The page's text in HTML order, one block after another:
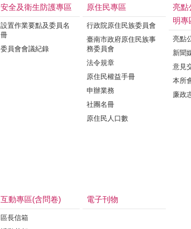
安全及衛生防護專區
設置作業要點及委員名
冊
委員會會議紀錄
原住民專區
行政院原住民族委員會
臺南市政府原住民族事
務委員會
法令規章
原住民權益手冊
申辦業務
社團名冊
原住民人口數
亮點
明專
亮點
新聞
意見
本所
廉政
互動專區(含問卷)
區長信箱
電子刊物